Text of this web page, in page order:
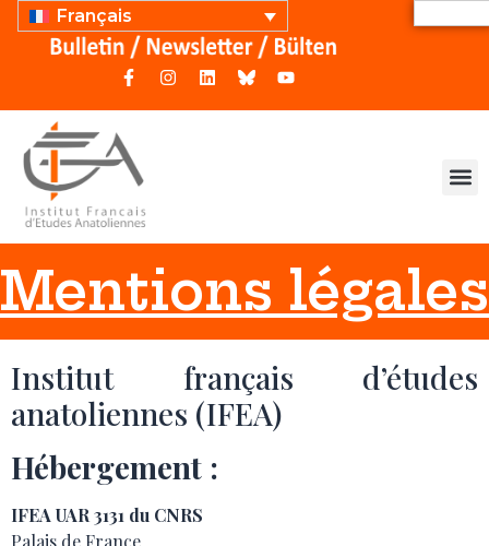
Français
Mentions légales
Institut français d’études
anatoliennes (IFEA)
Hébergement :
IFEA UAR 3131 du CNRS
Palais de France